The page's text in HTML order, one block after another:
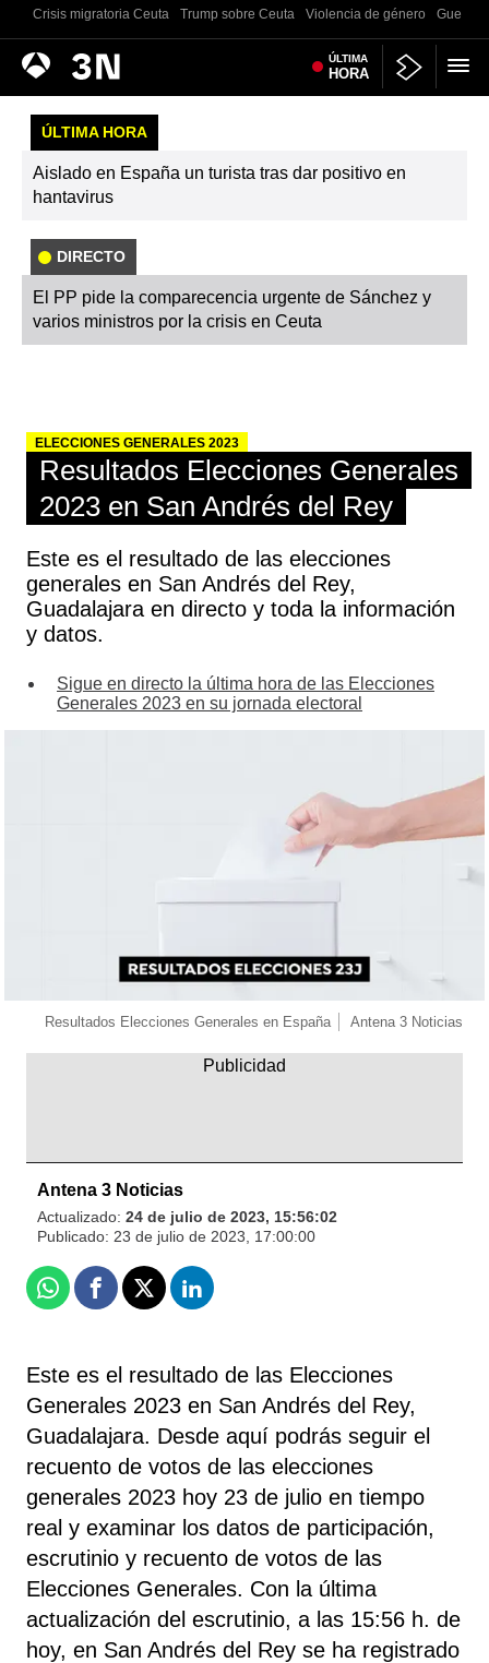
Crisis migratoria Ceuta Trump sobre Ceuta Violencia de género Guerra
Antena
3
Noticias ÚLTIMA
HORA
ÚLTIMA HORA
Aislado en España un turista tras dar positivo en
hantavirus
DIRECTO
El PP pide la comparecencia urgente de Sánchez y
varios ministros por la crisis en Ceuta
ELECCIONES GENERALES 2023
Resultados Elecciones Generales
2023 en San Andrés del Rey
Este es el resultado de las elecciones
generales en San Andrés del Rey,
Guadalajara en directo y toda la información
y datos.
Sigue en directo la última hora de las Elecciones
Generales 2023 en su jornada electoral
Resultados Elecciones Generales en España Antena 3 Noticias
Antena 3 Noticias
Actualizado: 24 de julio de 2023, 15:56:02
Publicado: 23 de julio de 2023, 17:00:00
WhatsappFacebook
X Linkedin
Este es el resultado de las Elecciones
Generales 2023 en San Andrés del Rey,
Guadalajara. Desde aquí podrás seguir el
recuento de votos de las elecciones
generales 2023 hoy 23 de julio en tiempo
real y examinar los datos de participación,
escrutinio y recuento de votos de las
Elecciones Generales. Con la última
actualización del escrutinio, a las 15:56 h. de
hoy, en San Andrés del Rey se ha registrado